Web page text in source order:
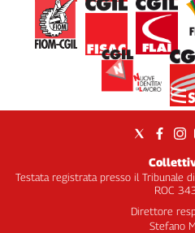
Testata registrata presso il Tribunale
ROC
Direttore
Stefano